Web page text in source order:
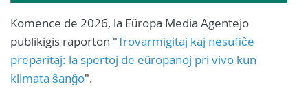
Komence de 2026, la Eŭropa Media Agentejo
publikigis raporton "Trovarmigitaj kaj nesufiĉe
preparitaj: la spertoj de eŭropanoj pri vivo kun
klimata ŝanĝo".